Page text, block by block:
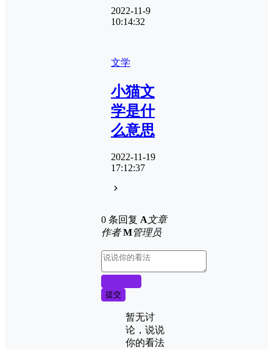
2022-11-9
10:14:32
文学
小猫文
学是什
么意思
2022-11-19
17:12:37
0 条回复 A文章
作者 M管理员
提交
暂无讨
论，说说
你的看法